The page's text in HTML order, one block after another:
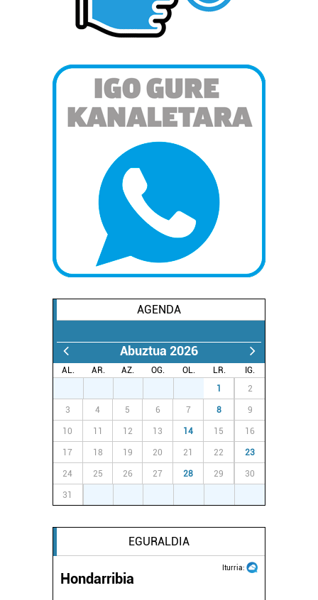
Lortu zure datu pertsonalak prozesatzeko moduari
buruzko informazio gehiago eta ezarri zure lehentasunak
datuen atalean. Edozein unetan alda edo ken dezakezu
Webgune honek cookie propioak eta hirugarrenen cookie-
fitxategiak erabiltzen ditu. Zure esperientzia eta
zerbitzuak hobetzeko asmoz, cookie teknologiaz
baliatzen gara. Ohar hau onartuz gero, teknologia hori
erabiltzeko baimen esplizitua ematen diguzu.
AGENDA
Abuztua 2026
AL. AR. AZ. OG. OL. LR.
IG.
1 2
3 4 5 6 7 8 9
10 11 12 13 14 15 16
17 18 19 20 21 22 23
24 25 26 27 28 29 30
31
EGURALDIA
Iturria:
Hondarribia